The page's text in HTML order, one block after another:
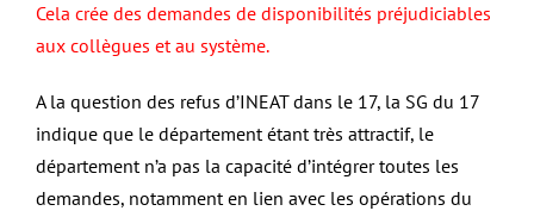
Cela crée des demandes de disponibilités préjudiciables
aux collègues et au système.
A la question des refus d’INEAT dans le 17, la SG du 17
indique que le département étant très attractif, le
département n’a pas la capacité d’intégrer toutes les
demandes, notamment en lien avec les opérations du